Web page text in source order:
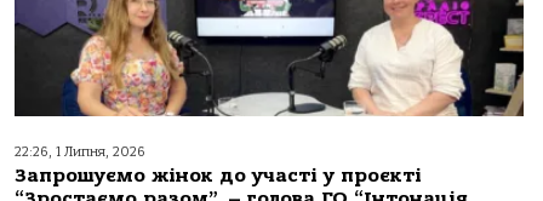
22:26, 1 Липня, 2026
Запрошуємо жінок до участі у проєкті